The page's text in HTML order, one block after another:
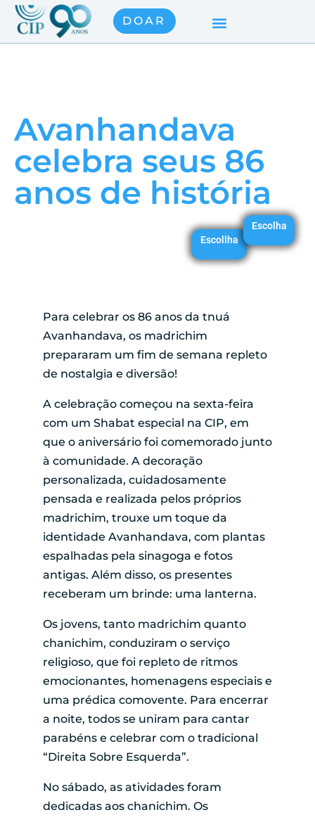
DOAR
Avanhandava
celebra seus 86
anos de história
Escollha
Escolha
Para celebrar os 86 anos da tnuá
Avanhandava, os madrichim
prepararam um fim de semana repleto
de nostalgia e diversão!
A celebração começou na sexta-feira
com um Shabat especial na CIP, em
que o aniversário foi comemorado junto
à comunidade. A decoração
personalizada, cuidadosamente
pensada e realizada pelos próprios
madrichim, trouxe um toque da
identidade Avanhandava, com plantas
espalhadas pela sinagoga e fotos
antigas. Além disso, os presentes
receberam um brinde: uma lanterna.
Os jovens, tanto madrichim quanto
chanichim, conduziram o serviço
religioso, que foi repleto de ritmos
emocionantes, homenagens especiais e
uma prédica comovente. Para encerrar
a noite, todos se uniram para cantar
parabéns e celebrar com o tradicional
“Direita Sobre Esquerda”.
No sábado, as atividades foram
dedicadas aos chanichim. Os